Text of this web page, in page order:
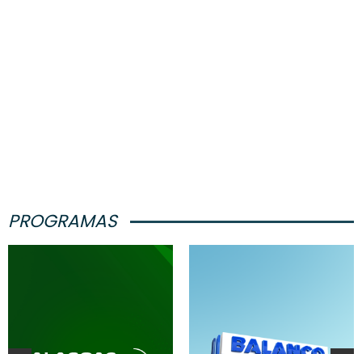
PROGRAMAS